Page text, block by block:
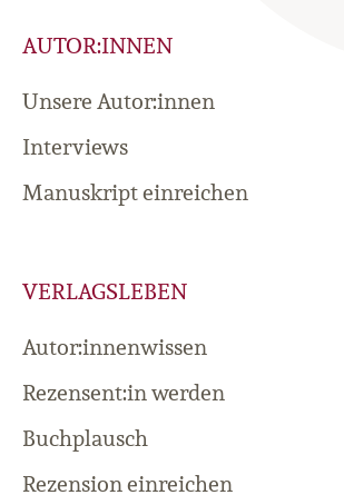
AUTOR:INNEN
Unsere Autor:innen
Interviews
Manuskript einreichen
VERLAGSLEBEN
Autor:innenwissen
Rezensent:in werden
Buchplausch
Rezension einreichen